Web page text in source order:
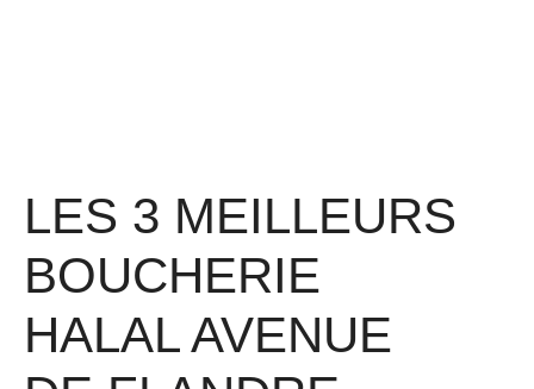
LES 3 MEILLEURS
BOUCHERIE
HALAL AVENUE